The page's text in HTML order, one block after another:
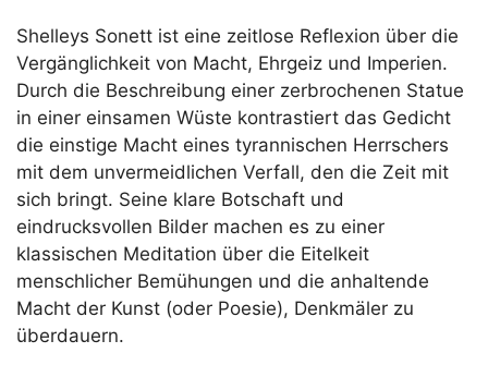
Shelleys Sonett ist eine zeitlose Reflexion über die
Vergänglichkeit von Macht, Ehrgeiz und Imperien.
Durch die Beschreibung einer zerbrochenen Statue
in einer einsamen Wüste kontrastiert das Gedicht
die einstige Macht eines tyrannischen Herrschers
mit dem unvermeidlichen Verfall, den die Zeit mit
sich bringt. Seine klare Botschaft und
eindrucksvollen Bilder machen es zu einer
klassischen Meditation über die Eitelkeit
menschlicher Bemühungen und die anhaltende
Macht der Kunst (oder Poesie), Denkmäler zu
überdauern.